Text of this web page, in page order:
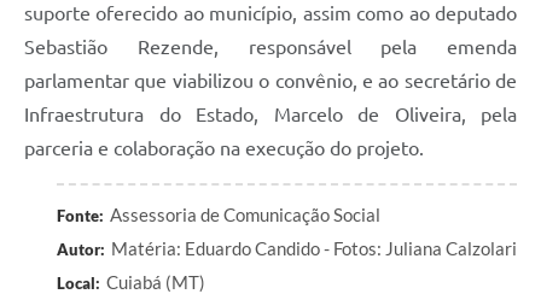
suporte oferecido ao município, assim como ao deputado
Sebastião Rezende, responsável pela emenda
parlamentar que viabilizou o convênio, e ao secretário de
Infraestrutura do Estado, Marcelo de Oliveira, pela
parceria e colaboração na execução do projeto.
Fonte: Assessoria de Comunicação Social
Autor: Matéria: Eduardo Candido - Fotos: Juliana Calzolari
Local: Cuiabá (MT)